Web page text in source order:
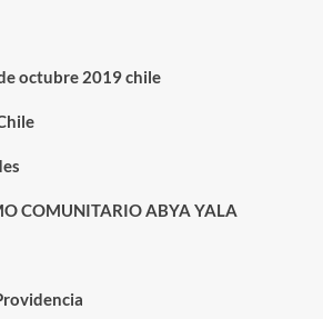
octubre 2019 chile
COMUNITARIO ABYA YALA